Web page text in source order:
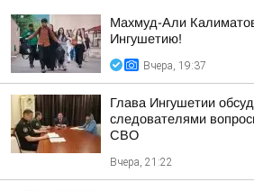
Махмуд-Али
Ингушетию!
Вчера, 19:37
Глава Ингушетии
следователями
СВО
Вчера, 21:22